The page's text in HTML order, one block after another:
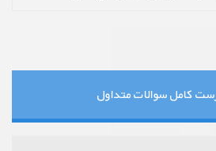
کامل سوالات متداول